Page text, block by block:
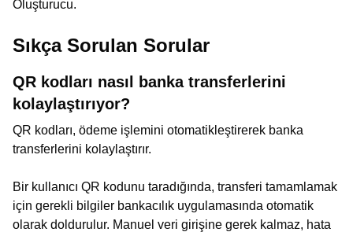
Oluşturucu.
Sıkça Sorulan Sorular
QR kodları nasıl banka transferlerini
kolaylaştırıyor?
QR kodları, ödeme işlemini otomatikleştirerek banka
transferlerini kolaylaştırır.
Bir kullanıcı QR kodunu taradığında, transferi tamamlamak
için gerekli bilgiler bankacılık uygulamasında otomatik
olarak doldurulur. Manuel veri girişine gerek kalmaz, hata